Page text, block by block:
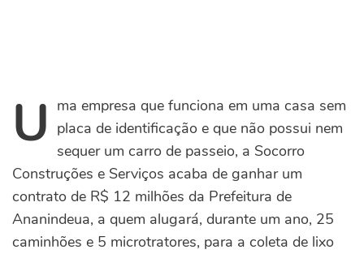
U ma empresa que funciona em uma casa sem
placa de identificação e que não possui nem
sequer um carro de passeio, a Socorro
Construções e Serviços acaba de ganhar um
contrato de R$ 12 milhões da Prefeitura de
Ananindeua, a quem alugará, durante um ano, 25
caminhões e 5 microtratores, para a coleta de lixo